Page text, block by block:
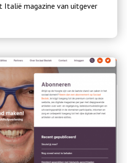
Italië magazine van uitgever